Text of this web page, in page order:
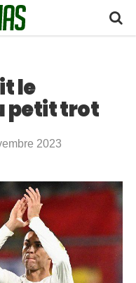
le
petit trot
2023